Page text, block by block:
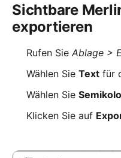
Sichtbare
exportieren
Rufen Sie Ablage >
Wählen Sie Text für
Wählen Sie
Klicken Sie auf